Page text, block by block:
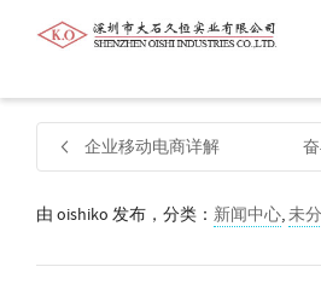
帮我查找新的衬衫尺码
默认品牌
查找产品！
企业移动电商详解
由 oishiko 发布，分类： 新闻中心,未